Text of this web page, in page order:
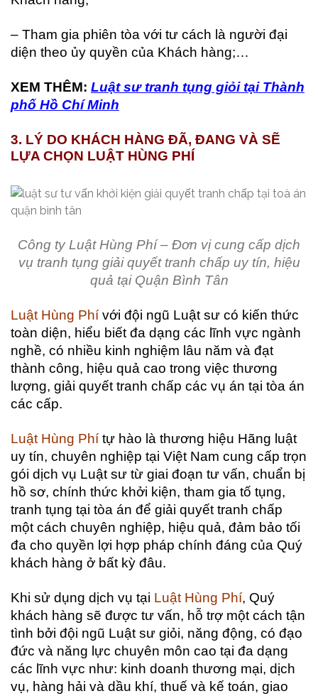
– Tham gia phiên tòa với tư cách là người đại
diện theo ủy quyền của Khách hàng;…
XEM THÊM: Luật sư tranh tụng giỏi tại Thành
phố Hồ Chí Minh
3. LÝ DO KHÁCH HÀNG ĐÃ, ĐANG VÀ SẼ
LỰA CHỌN LUẬT HÙNG PHÍ
Công ty Luật Hùng Phí – Đơn vị cung cấp dịch
vụ tranh tụng giải quyết tranh chấp uy tín, hiệu
quả tại Quận Bình Tân
Luật Hùng Phí với đội ngũ Luật sư có kiến thức
toàn diện, hiểu biết đa dạng các lĩnh vực ngành
nghề, có nhiều kinh nghiệm lâu năm và đạt
thành công, hiệu quả cao trong việc thương
lượng, giải quyết tranh chấp các vụ án tại tòa án
các cấp.
Luật Hùng Phí tự hào là thương hiệu Hãng luật
uy tín, chuyên nghiệp tại Việt Nam cung cấp trọn
gói dịch vụ Luật sư từ giai đoạn tư vấn, chuẩn bị
hồ sơ, chính thức khởi kiện, tham gia tố tụng,
tranh tụng tại tòa án để giải quyết tranh chấp
một cách chuyên nghiệp, hiệu quả, đảm bảo tối
đa cho quyền lợi hợp pháp chính đáng của Quý
khách hàng ở bất kỳ đâu.
Khi sử dụng dịch vụ tại Luật Hùng Phí, Quý
khách hàng sẽ được tư vấn, hỗ trợ một cách tận
tình bởi đội ngũ Luật sư giỏi, năng động, có đạo
đức và năng lực chuyên môn cao tại đa dạng
các lĩnh vực như: kinh doanh thương mại, dịch
vụ, hàng hải và dầu khí, thuế và kế toán, giao